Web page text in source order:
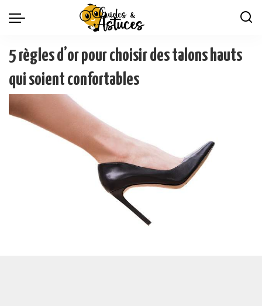
5 règles d’or pour choisir des talons hauts
qui soient confortables